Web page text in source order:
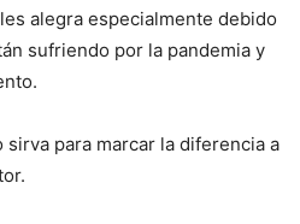
alegra especialmente debido
sufriendo por la pandemia y
para marcar la diferencia a